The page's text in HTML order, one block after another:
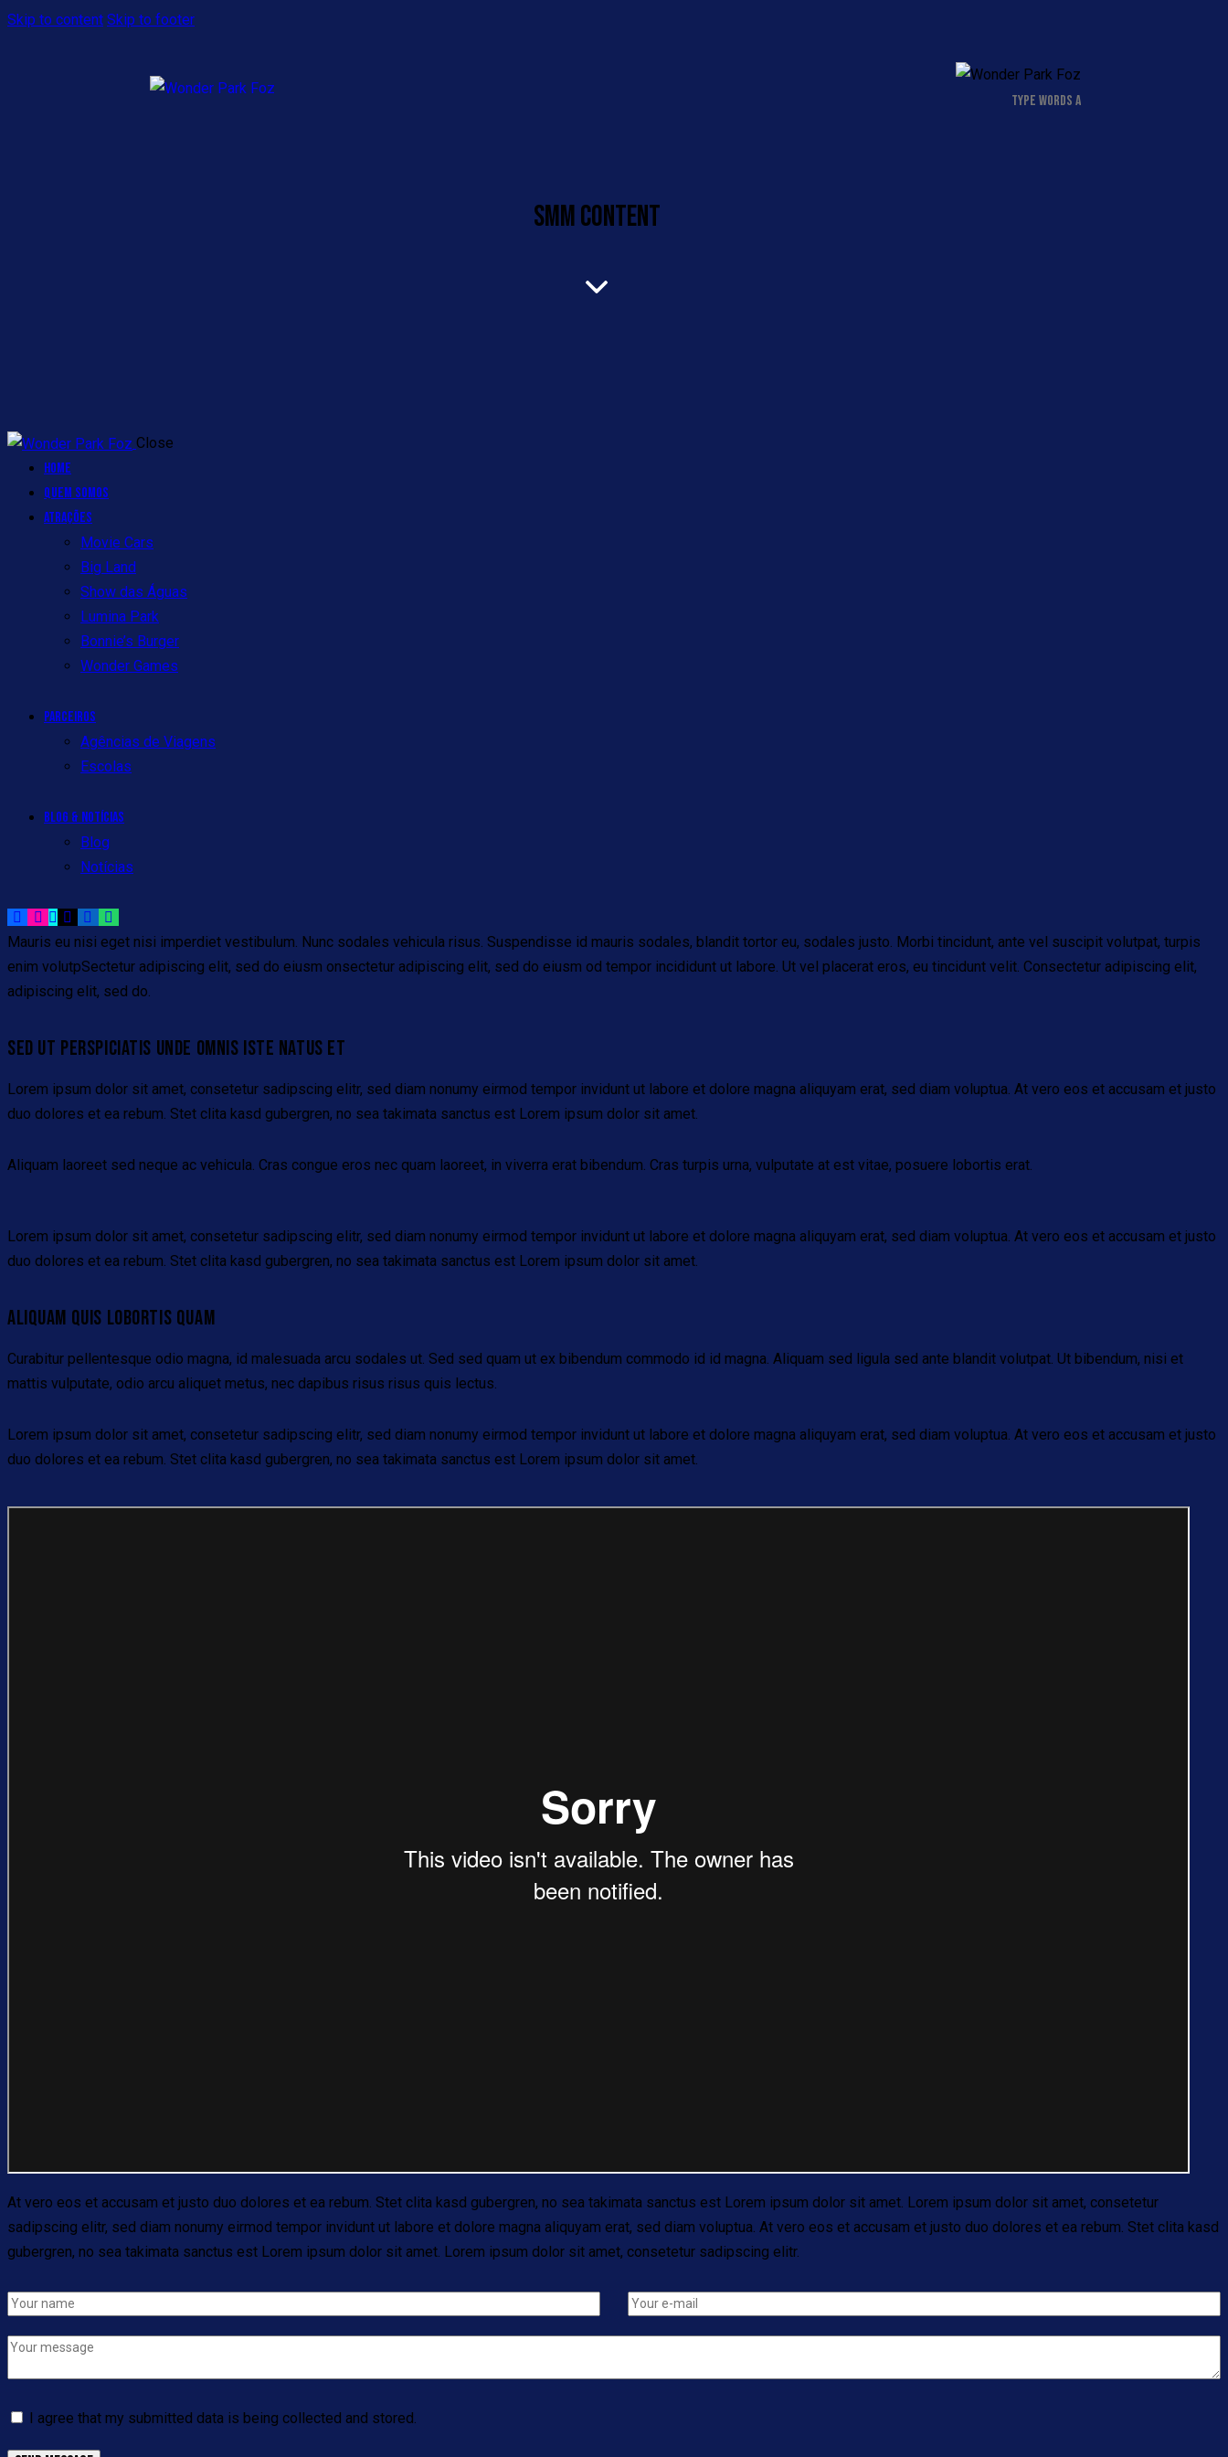
Skip to content Skip to footer
SMM CONTENT
Close
Home
Quem Somos
Atrações
Movie Cars
Big Land
Show das Águas
Lumina Park
Bonnie’s Burger
Wonder Games
Parceiros
Agências de Viagens
Escolas
Blog & Notícias
Blog
Notícias
Mauris eu nisi eget nisi imperdiet vestibulum. Nunc sodales vehicula risus. Suspendisse id mauris sodales, blandit tortor eu, sodales justo. Morbi tincidunt, ante vel suscipit volutpat, turpis
enim volutpSectetur adipiscing elit, sed do eiusm onsectetur adipiscing elit, sed do eiusm od tempor incididunt ut labore. Ut vel placerat eros, eu tincidunt velit. Consectetur adipiscing elit,
adipiscing elit, sed do.
SED UT PERSPICIATIS UNDE OMNIS ISTE NATUS ET
Lorem ipsum dolor sit amet, consetetur sadipscing elitr, sed diam nonumy eirmod tempor invidunt ut labore et dolore magna aliquyam erat, sed diam voluptua. At vero eos et accusam et justo
duo dolores et ea rebum. Stet clita kasd gubergren, no sea takimata sanctus est Lorem ipsum dolor sit amet.
Aliquam laoreet sed neque ac vehicula. Cras congue eros nec quam laoreet, in viverra erat bibendum. Cras turpis urna, vulputate at est vitae, posuere lobortis erat.
Lorem ipsum dolor sit amet, consetetur sadipscing elitr, sed diam nonumy eirmod tempor invidunt ut labore et dolore magna aliquyam erat, sed diam voluptua. At vero eos et accusam et justo
duo dolores et ea rebum. Stet clita kasd gubergren, no sea takimata sanctus est Lorem ipsum dolor sit amet.
ALIQUAM QUIS LOBORTIS QUAM
Curabitur pellentesque odio magna, id malesuada arcu sodales ut. Sed sed quam ut ex bibendum commodo id id magna. Aliquam sed ligula sed ante blandit volutpat. Ut bibendum, nisi et
mattis vulputate, odio arcu aliquet metus, nec dapibus risus risus quis lectus.
Lorem ipsum dolor sit amet, consetetur sadipscing elitr, sed diam nonumy eirmod tempor invidunt ut labore et dolore magna aliquyam erat, sed diam voluptua. At vero eos et accusam et justo
duo dolores et ea rebum. Stet clita kasd gubergren, no sea takimata sanctus est Lorem ipsum dolor sit amet.
At vero eos et accusam et justo duo dolores et ea rebum. Stet clita kasd gubergren, no sea takimata sanctus est Lorem ipsum dolor sit amet. Lorem ipsum dolor sit amet, consetetur
sadipscing elitr, sed diam nonumy eirmod tempor invidunt ut labore et dolore magna aliquyam erat, sed diam voluptua. At vero eos et accusam et justo duo dolores et ea rebum. Stet clita kasd
gubergren, no sea takimata sanctus est Lorem ipsum dolor sit amet. Lorem ipsum dolor sit amet, consetetur sadipscing elitr.
I agree that my submitted data is being collected and stored.